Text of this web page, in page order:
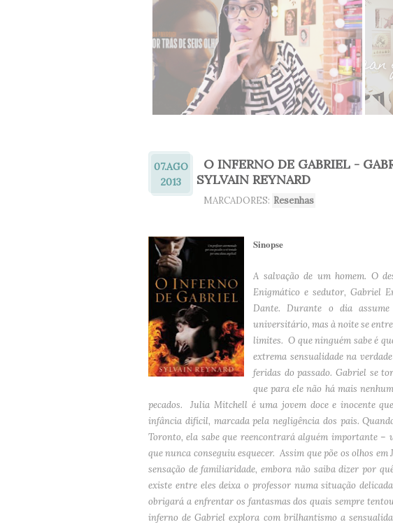
07.AGO
2013
O INFERNO DE GABRIEL -
SYLVAIN REYNARD
MARCADORES: Resenhas
Sinopse
A salvação de um homem. O
Enigmático e sedutor, Gabriel
Dante. Durante o dia
universitário, mas à noite se
limites. O que ninguém sabe é
extrema sensualidade na
feridas do passado. Gabriel se
que para ele não há mais
pecados. Julia Mitchell é uma jovem doce e inocente
infância difícil, marcada pela negligência dos pais.
Toronto, ela sabe que reencontrará alguém importante –
que nunca conseguiu esquecer. Assim que põe os olhos
sensação de familiaridade, embora não saiba dizer por
existe entre eles deixa o professor numa situação
obrigará a enfrentar os fantasmas dos quais sempre
inferno de Gabriel explora com brilhantismo a